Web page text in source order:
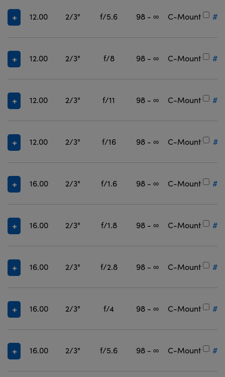
12.00 2/3" f/5.6 98 - ∞ C-Mount
12.00 2/3" f/8 98 - ∞ C-Mount
12.00 2/3" f/11 98 - ∞ C-Mount
12.00 2/3" f/16 98 - ∞ C-Mount
16.00 2/3" f/1.6 98 - ∞ C-Mount
16.00 2/3" f/1.8 98 - ∞ C-Mount
16.00 2/3" f/2.8 98 - ∞ C-Mount
16.00 2/3" f/4 98 - ∞ C-Mount
16.00 2/3" f/5.6 98 - ∞ C-Mount